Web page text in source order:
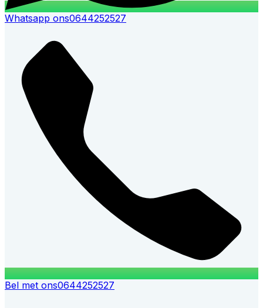
Whatsapp ons0644252527
Bel met ons0644252527